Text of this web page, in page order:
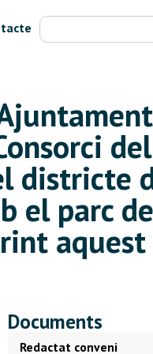
districte
el parc
Documents
Redactat conveni